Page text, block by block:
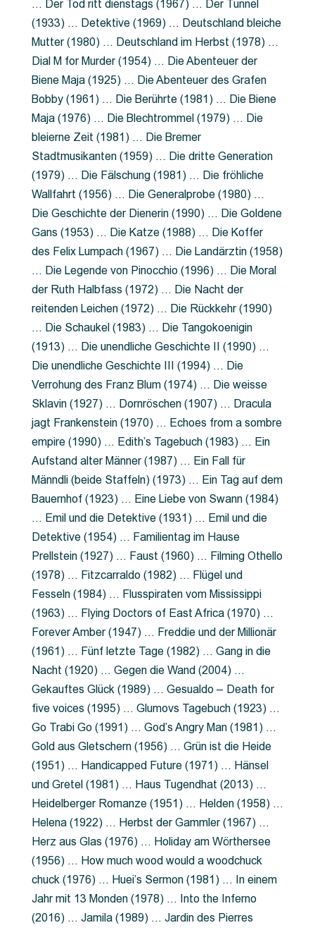
… Der Tod ritt dienstags (1967) … Der Tunnel
(1933) … Detektive (1969) … Deutschland bleiche
Mutter (1980) … Deutschland im Herbst (1978) …
Dial M for Murder (1954) … Die Abenteuer der
Biene Maja (1925) … Die Abenteuer des Grafen
Bobby (1961) … Die Berührte (1981) … Die Biene
Maja (1976) … Die Blechtrommel (1979) … Die
bleierne Zeit (1981) … Die Bremer
Stadtmusikanten (1959) … Die dritte Generation
(1979) … Die Fälschung (1981) … Die fröhliche
Wallfahrt (1956) … Die Generalprobe (1980) …
Die Geschichte der Dienerin (1990) … Die Goldene
Gans (1953) … Die Katze (1988) … Die Koffer
des Felix Lumpach (1967) … Die Landärztin (1958)
… Die Legende von Pinocchio (1996) … Die Moral
der Ruth Halbfass (1972) … Die Nacht der
reitenden Leichen (1972) … Die Rückkehr (1990)
… Die Schaukel (1983) … Die Tangokoenigin
(1913) … Die unendliche Geschichte II (1990) …
Die unendliche Geschichte III (1994) … Die
Verrohung des Franz Blum (1974) … Die weisse
Sklavin (1927) … Dornröschen (1907) … Dracula
jagt Frankenstein (1970) … Echoes from a sombre
empire (1990) … Edith’s Tagebuch (1983) … Ein
Aufstand alter Männer (1987) … Ein Fall für
Männdli (beide Staffeln) (1973) … Ein Tag auf dem
Bauernhof (1923) … Eine Liebe von Swann (1984)
… Emil und die Detektive (1931) … Emil und die
Detektive (1954) … Familientag im Hause
Prellstein (1927) … Faust (1960) … Filming Othello
(1978) … Fitzcarraldo (1982) … Flügel und
Fesseln (1984) … Flusspiraten vom Mississippi
(1963) … Flying Doctors of East Africa (1970) …
Forever Amber (1947) … Freddie und der Millionär
(1961) … Fünf letzte Tage (1982) … Gang in die
Nacht (1920) … Gegen die Wand (2004) …
Gekauftes Glück (1989) … Gesualdo – Death for
five voices (1995) … Glumovs Tagebuch (1923) …
Go Trabi Go (1991) … God’s Angry Man (1981) …
Gold aus Gletschern (1956) … Grün ist die Heide
(1951) … Handicapped Future (1971) … Hänsel
und Gretel (1981) … Haus Tugendhat (2013) …
Heidelberger Romanze (1951) … Helden (1958) …
Helena (1922) … Herbst der Gammler (1967) …
Herz aus Glas (1976) … Holiday am Wörthersee
(1956) … How much wood would a woodchuck
chuck (1976) … Huei’s Sermon (1981) … In einem
Jahr mit 13 Monden (1978) … Into the Inferno
(2016) … Jamila (1989) … Jardin des Pierres